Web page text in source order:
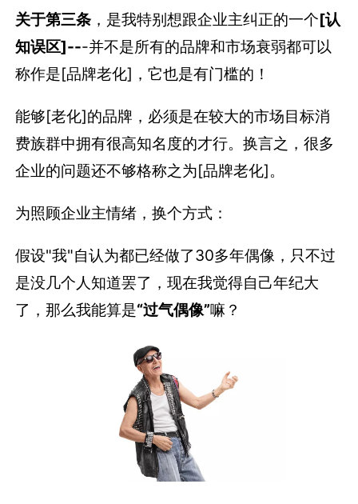
关于第三条 ，是我特别想跟企业主纠正的一个[认
知误区]---并不是所有的品牌和市场衰弱都可以
称作是[品牌老化]，它也是有门槛的！
能够[老化]的品牌，必须是在较大的市场目标消
费族群中拥有很高知名度的才行。换言之，很多
企业的问题还不够格称之为[品牌老化]。
为照顾企业主情绪，换个方式：
假设"我"自认为都已经做了30多年偶像，只不过
是没几个人知道罢了，现在我觉得自己年纪大
了，那么我能算是“过气偶像”嘛？